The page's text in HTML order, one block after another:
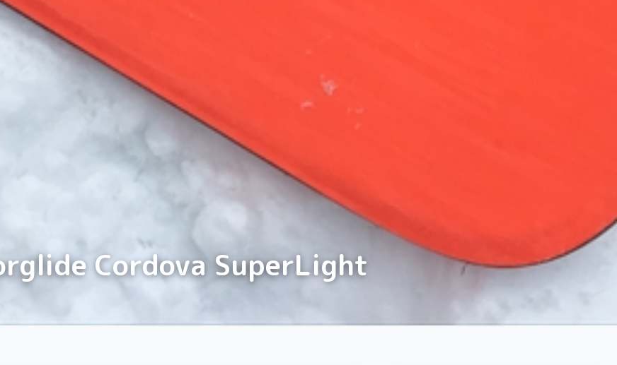
Cordova SuperLight